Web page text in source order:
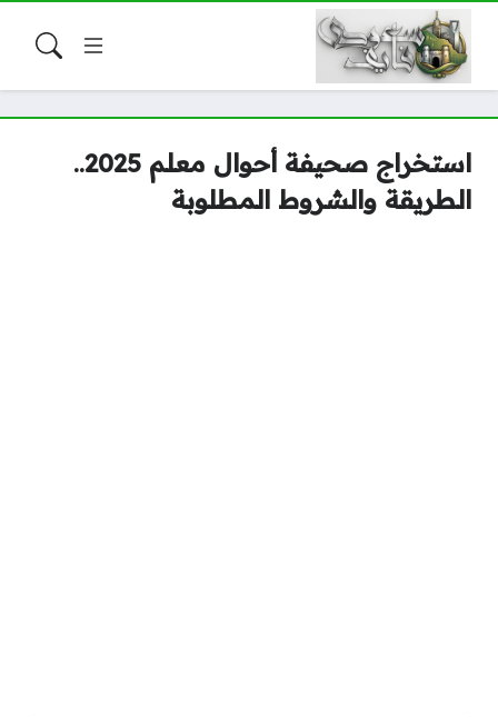
استخراج صحيفة أحوال معلم 2025..
الطريقة والشروط المطلوبة